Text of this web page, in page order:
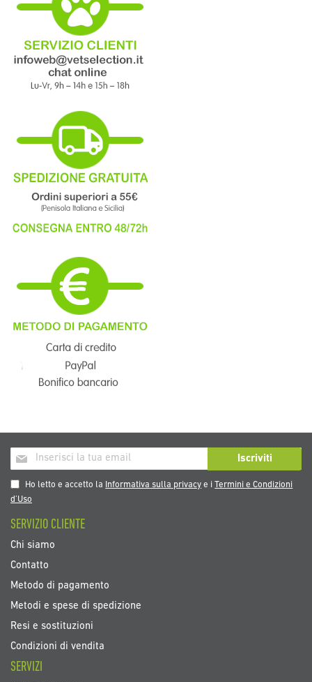
Iscriviti
alla
nostra
Newsletter:
Iscriviti
Ho letto e accetto la Informativa sulla privacy e iTermini e Condizioni
d’Uso
SERVIZIO CLIENTE
Chi siamo
Contatto
Metodo di pagamento
Metodi e spese di spedizione
Resi e sostituzioni
Condizioni di vendita
SERVIZI